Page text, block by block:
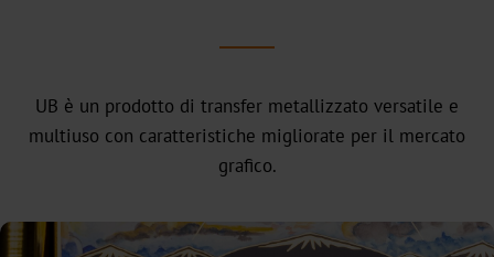
nostra
storia
Prodotti
UB è un prodotto di transfer metallizzato versatile e
multiuso con caratteristiche migliorate per il mercato
grafico.